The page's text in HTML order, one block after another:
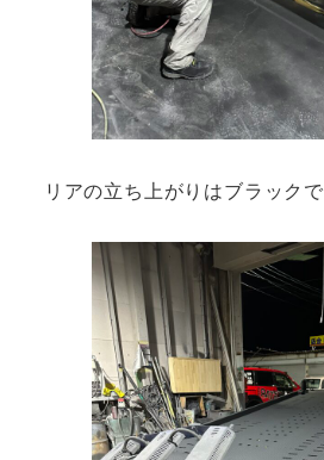
リアの立ち上がりはブラックで